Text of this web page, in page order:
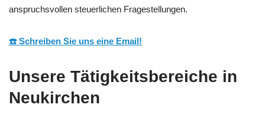
anspruchsvollen steuerlichen Fragestellungen.
☎️ Schreiben Sie uns eine Email!
Unsere Tätigkeitsbereiche in
Neukirchen